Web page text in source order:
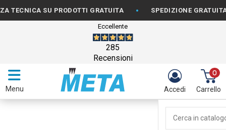
SU PRODOTTI GRATUITA • SPEDIZIONE GRATUITA
Eccellente
285
Recensioni
Menu Accedi
0
Carrello